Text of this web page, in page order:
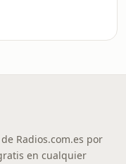
Radios.com.es por
en cualquier